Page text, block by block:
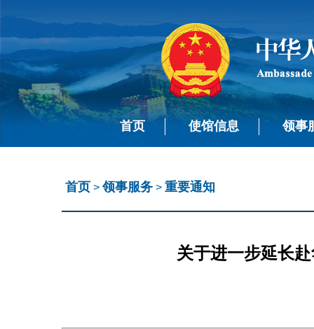
首页 使馆信息 领事
首页 >领事服务 > 重要通知
关于进一步延长